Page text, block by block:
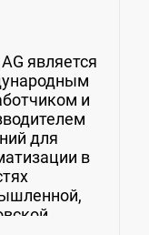
является
и
для
в